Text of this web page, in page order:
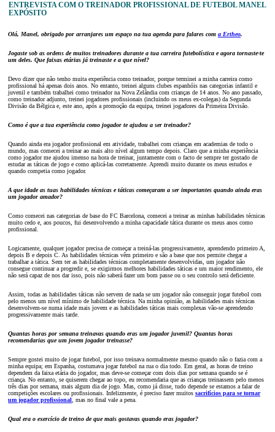
ENTREVISTA COM O TREINADOR PROFISSIONAL DE FUTEBOL MANEL
EXPÓSITO
Olá, Manel, obrigado por arranjares um espaço na tua agenda para falares com a Ertheo.
Jogaste sob as ordens de muitos treinadores durante a tua carreira futebolística e agora tornaste-te
um deles. Que faixas etárias já treinaste e a que nível?
Devo dizer que não tenho muita experiência como treinador, porque terminei a minha carreira como
profissional há apenas dois anos. No entanto, treinei alguns clubes espanhóis nas categorias infantil e
juvenil e também trabalhei como treinador na Nova Zelândia com crianças de 14 anos. No ano passado,
como treinador adjunto, treinei jogadores profissionais (incluindo os meus ex-colegas) da Segunda
Divisão da Bélgica e, este ano, após a promoção da equipa, treinei jogadores da Primeira Divisão.
Como é que a tua experiência como jogador te ajudou a ser treinador?
Quando ainda era jogador profissional em atividade, trabalhei com crianças em academias de todo o
mundo, mas comecei a treinar ao mais alto nível algum tempo depois. Claro que a minha experiência
como jogador me ajudou imenso na hora de treinar, juntamente com o facto de sempre ter gostado de
estudar as táticas de jogo e como aplicá-las corretamente. Aprendi muito durante os meus estudos e
quando competia como jogador.
A que idade as tuas habilidades técnicas e táticas começaram a ser importantes quando ainda eras
um jogador amador?
Como comecei nas categorias de base do FC Barcelona, comecei a treinar as minhas habilidades técnicas
muito cedo e, aos poucos, fui desenvolvendo a minha capacidade tática durante os meus anos como
profissional.
Logicamente, qualquer jogador precisa de começar a treiná-las progressivamente, aprendendo primeiro A,
depois B e depois C. As habilidades técnicas vêm primeiro e são a base que nos permite chegar a
trabalhar a tática. Sem ter as habilidades técnicas completamente desenvolvidas, um jogador não
consegue continuar a progredir e, se exigirmos melhores habilidades táticas e um maior rendimento, ele
não será capaz de nos dar isso, pois não saberá fazer um bom passe ou o seu controlo será deficiente.
Assim, todas as habilidades táticas não servem de nada se um jogador não conseguir jogar futebol com
pelo menos um nível mínimo de habilidade técnica. Na minha opinião, as habilidades mais técnicas
desenvolvem-se numa idade mais jovem e as habilidades táticas mais complexas vão-se aprendendo
progressivamente mais tarde.
Quantas horas por semana treinavas quando eras um jogador juvenil? Quantas horas
recomendarias que um jovem jogador treinasse?
Sempre gostei muito de jogar futebol, por isso treinava normalmente mesmo quando não o fazia com a
minha equipa; em Espanha, costumava jogar futebol na rua o dia todo. Em geral, as horas de treino
dependem da faixa etária do jogador, mas deve-se começar com dois dias por semana quando se é
criança. No entanto, se quiserem chegar ao topo, eu recomendaria que as crianças treinassem pelo menos
três dias por semana, mais algum dia de jogo. Mas, como já disse, tudo depende se estamos a falar de
competições escolares ou profissionais. Infelizmente, é preciso fazer muitos sacrifícios para se tornar
um jogador profissional , mas no final vale a pena.
Qual era o exercício de treino de que mais gostavas quando eras jogador?